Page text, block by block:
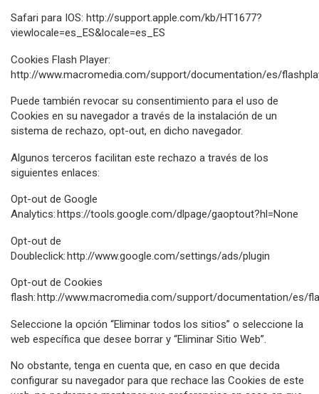
Safari para IOS: http://support.apple.com/kb/HT1677?
viewlocale=es_ES&locale=es_ES
Cookies Flash Player:
http://www.macromedia.com/support/documentation/es/
Puede también revocar su consentimiento para el uso de
Cookies en su navegador a través de la instalación de un
sistema de rechazo, opt-out, en dicho navegador.
Algunos terceros facilitan este rechazo a través de los
siguientes enlaces:
Opt-out de Google
Analytics: https://tools.google.com/dlpage/gaoptout?hl=None
Opt-out de
Doubleclick: http://www.google.com/settings/ads/plugin
Opt-out de Cookies
flash: http://www.macromedia.com/support/documentation/es/
Seleccione la opción “Eliminar todos los sitios” o seleccione la
web específica que desee borrar y “Eliminar Sitio Web”.
No obstante, tenga en cuenta que, en caso en que decida
configurar su navegador para que rechace las Cookies de este